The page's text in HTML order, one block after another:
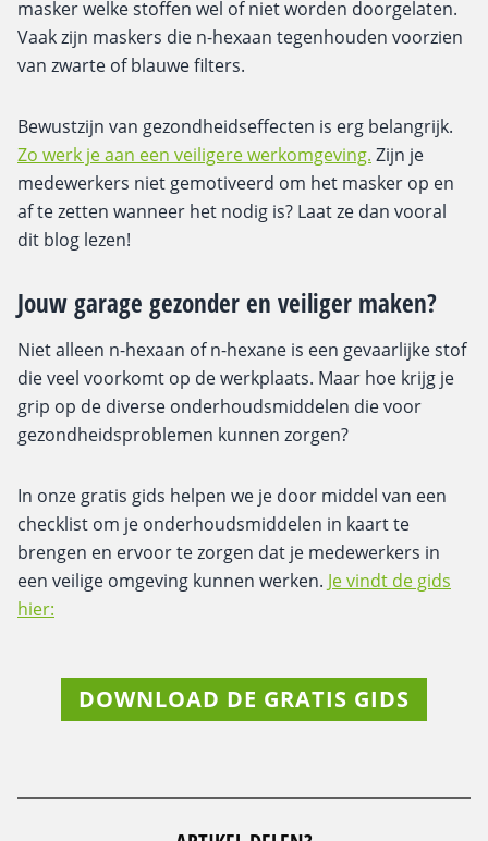
masker welke stoffen wel of niet worden doorgelaten.
Vaak zijn maskers die n-hexaan tegenhouden voorzien
van zwarte of blauwe filters.
Bewustzijn van gezondheidseffecten is erg belangrijk.
Zo werk je aan een veiligere werkomgeving. Zijn je
medewerkers niet gemotiveerd om het masker op en
af te zetten wanneer het nodig is? Laat ze dan vooral
dit blog lezen!
Jouw garage gezonder en veiliger maken?
Niet alleen n-hexaan of n-hexane is een gevaarlijke stof
die veel voorkomt op de werkplaats. Maar hoe krijg je
grip op de diverse onderhoudsmiddelen die voor
gezondheidsproblemen kunnen zorgen?
In onze gratis gids helpen we je door middel van een
checklist om je onderhoudsmiddelen in kaart te
brengen en ervoor te zorgen dat je medewerkers in
een veilige omgeving kunnen werken. Je vindt de gids
hier:
DOWNLOAD DE GRATIS GIDS